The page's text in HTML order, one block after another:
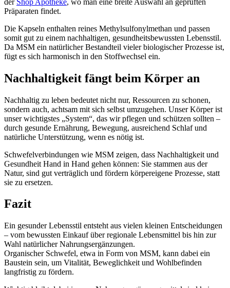
Präparaten findet.
Die Kapseln enthalten reines Methylsulfonylmethan und passen
somit gut zu einem nachhaltigen, gesundheitsbewussten Lebensstil.
Da MSM ein natürlicher Bestandteil vieler biologischer Prozesse ist,
fügt es sich harmonisch in den Stoffwechsel ein.
Nachhaltigkeit fängt beim Körper an
Nachhaltig zu leben bedeutet nicht nur, Ressourcen zu schonen,
sondern auch, achtsam mit sich selbst umzugehen. Unser Körper ist
unser wichtigstes „System“, das wir pflegen und schützen sollten –
durch gesunde Ernährung, Bewegung, ausreichend Schlaf und
natürliche Unterstützung, wenn es nötig ist.
Schwefelverbindungen wie MSM zeigen, dass Nachhaltigkeit und
Gesundheit Hand in Hand gehen können: Sie stammen aus der
Natur, sind gut verträglich und fördern körpereigene Prozesse, statt
sie zu ersetzen.
Fazit
Ein gesunder Lebensstil entsteht aus vielen kleinen Entscheidungen
– vom bewussten Einkauf über regionale Lebensmittel bis hin zur
Wahl natürlicher Nahrungsergänzungen.
Organischer Schwefel, etwa in Form von MSM, kann dabei ein
Baustein sein, um Vitalität, Beweglichkeit und Wohlbefinden
langfristig zu fördern.